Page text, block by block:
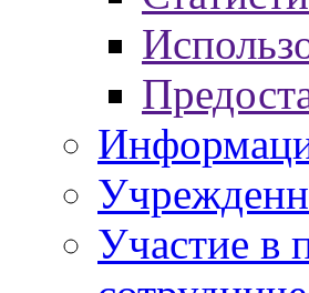
Участие в